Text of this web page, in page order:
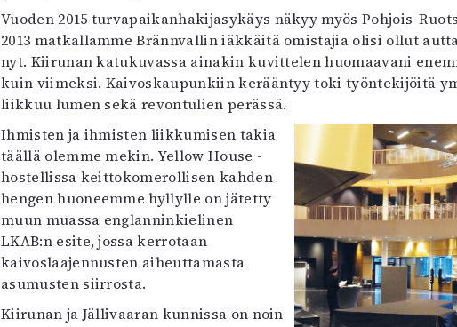
Vuoden 2015 turvapaikanhakijasykäys näkyy myös Pohjois-
2013 matkallamme Brännvallin iäkkäitä omistajia olisi ollut
nyt. Kiirunan katukuvassa ainakin kuvittelen huomaavani
kuin viimeksi. Kaivoskaupunkiin kerääntyy toki työntekijöitä
liikkuu lumen sekä revontulien perässä.
Ihmisten ja ihmisten liikkumisen takia
täällä olemme mekin. Yellow House -
hostellissa keittokomerollisen kahden
hengen huoneemme hyllylle on jätetty
muun muassa englanninkielinen
LKAB:n esite, jossa kerrotaan
kaivoslaajennusten aiheuttamasta
asumusten siirrosta.
Kiirunan ja Jällivaaran kunnissa on noin